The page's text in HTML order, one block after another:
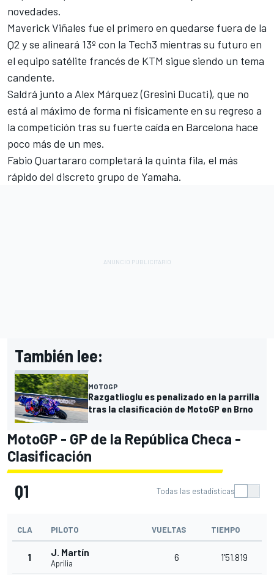
novedades.
Maverick Viñales fue el primero en quedarse fuera de la
Q2 y se alineará 13º con la Tech3 mientras su futuro en
el equipo satélite francés de KTM sigue siendo un tema
candente.
Saldrá junto a Alex Márquez (Gresini Ducati), que no
está al máximo de forma ni físicamente en su regreso a
la competición tras su fuerte caída en Barcelona hace
poco más de un mes.
Fabio Quartararo completará la quinta fila, el más
rápido del discreto grupo de Yamaha.
También lee:
MOTOGP
Razgatlioglu es penalizado en la parrilla
tras la clasificación de MotoGP en Brno
MotoGP - GP de la República Checa -
Clasificación
Q1 Todas las estadísticas
CLA PILOTO VUELTAS TIEMPO
1 J. Martín
Aprilia
6 1'51.819